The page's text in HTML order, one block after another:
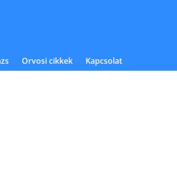
Orvosi cikkek Kapcsolat